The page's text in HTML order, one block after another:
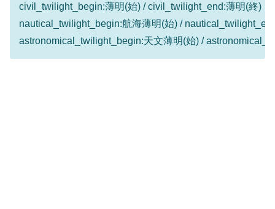
civil_twilight_begin:薄明(始) / civil_twilight_end:薄明(終)
nautical_twilight_begin:航海薄明(始) /
astronomical_twilight_begin:天文薄明(始) /